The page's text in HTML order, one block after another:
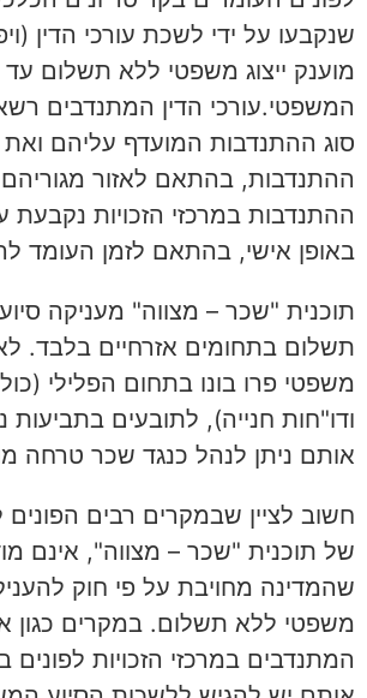
שנקבעו על ידי לשכת עורכי הדין
מוענק ייצוג משפטי ללא תשלום
המשפטי.עורכי הדין המתנדבים
סוג ההתנדבות המועדף עליהם
ההתנדבות, בהתאם לאזור
ההתנדבות במרכזי הזכויות
באופן אישי, בהתאם לזמן העומד
תוכנית "שכר – מצווה" מעניקה
תשלום בתחומים אזרחיים בלבד. לא
משפטי פרו בונו בתחום הפלילי
ודו"חות חנייה), לתובעים בתביעות
אותם ניתן לנהל כנגד שכר טרחה
חשוב לציין שבמקרים רבים הפונים
של תוכנית "שכר – מצווה", אינם
שהמדינה מחויבת על פי חוק להעניק
משפטי ללא תשלום. במקרים כגון
המתנדבים במרכזי הזכויות לפונים